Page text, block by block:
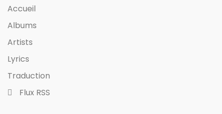
Accueil
Albums
Artists
Lyrics
Traduction
Flux RSS